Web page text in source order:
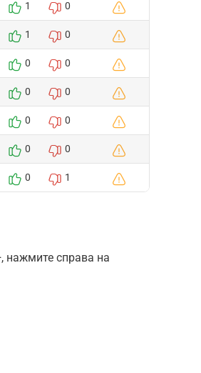
1 0
1 0
0 0
0 0
0 0
0 0
0 1
нажмите справа на